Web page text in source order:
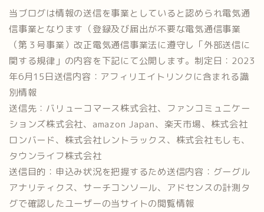
当ブログは情報の送信を事業としていると認められ電気通
信事業となります（登録及び届出が不要な電気通信事業
（第３号事業）改正電気通信事業法に遵守し「外部送信に
関する規律」の内容を下記にて公開します。制定日：2023
年6月15日送信内容：アフィリエイトリンクに含まれる識
別情報
送信先：バリューコマース株式会社、ファンコミュニケー
ションズ株式会社、amazon Japan、楽天市場、株式会社
ロンバード、株式会社レントラックス、株式会社もしも、
タウンライフ株式会社
送信目的：申込み状況を把握するため送信内容：グーグル
アナリティクス、サーチコンソール、アドセンスの計測タ
グで確認したユーザーの当サイトの閲覧情報